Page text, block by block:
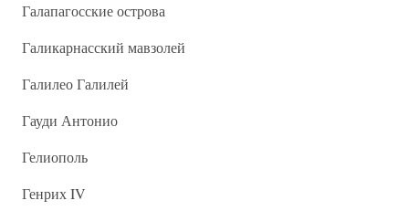
Галапагосские острова
Галикарнасский мавзолей
Галилео Галилей
Гауди Антонио
Гелиополь
Генрих IV